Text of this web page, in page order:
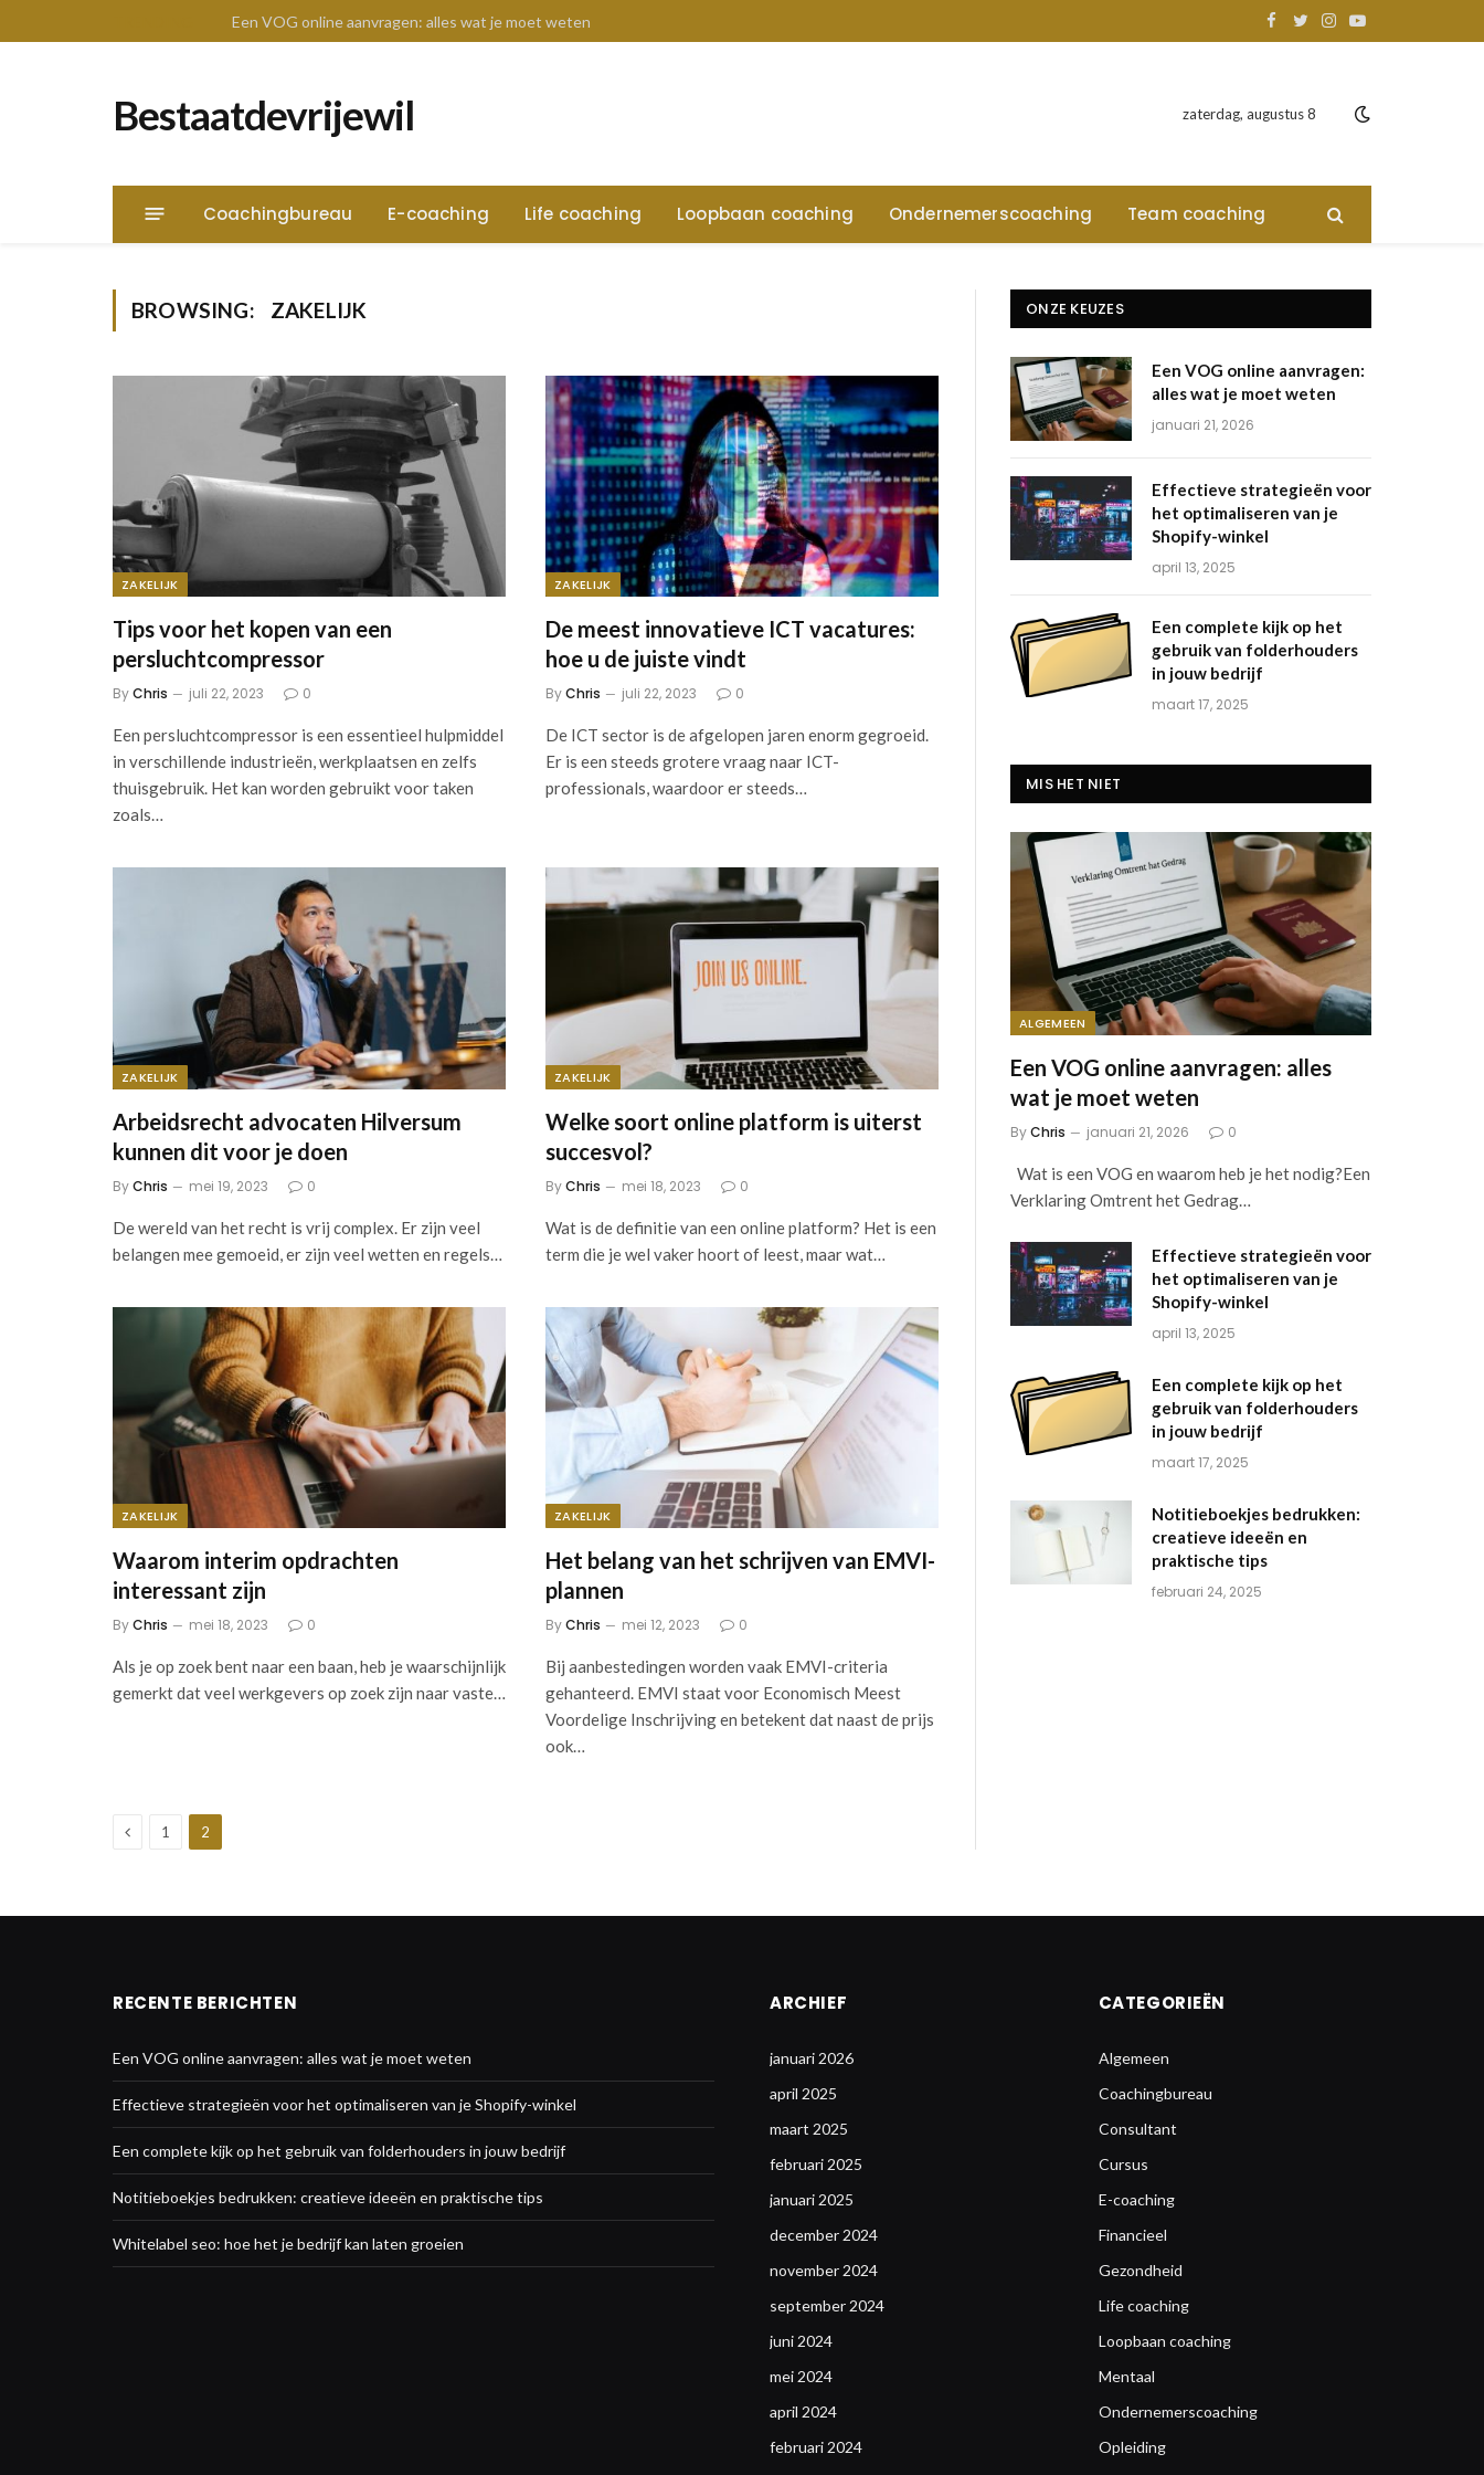
Een VOG online aanvragen: alles wat je moet weten
Facebook
TwitterInstagram
YouTube
Bestaatdevrijewil zaterdag, augustus 8
Coachingbureau E-coaching Life coaching Loopbaan coaching Ondernemerscoaching Team coaching
BROWSING: ZAKELIJK
ZAKELIJK
Tips voor het kopen van een
persluchtcompressor
ByChris juli 22, 2023 0
Een persluchtcompressor is een essentieel hulpmiddel
in verschillende industrieën, werkplaatsen en zelfs
thuisgebruik. Het kan worden gebruikt voor taken
zoals…
ZAKELIJK
De meest innovatieve ICT vacatures:
hoe u de juiste vindt
ByChris juli 22, 2023 0
De ICT sector is de afgelopen jaren enorm gegroeid.
Er is een steeds grotere vraag naar ICT-
professionals, waardoor er steeds…
ZAKELIJK
Arbeidsrecht advocaten Hilversum
kunnen dit voor je doen
ByChris mei 19, 2023 0
De wereld van het recht is vrij complex. Er zijn veel
belangen mee gemoeid, er zijn veel wetten en regels…
ZAKELIJK
Welke soort online platform is uiterst
succesvol?
ByChris mei 18, 2023 0
Wat is de definitie van een online platform? Het is een
term die je wel vaker hoort of leest, maar wat…
ZAKELIJK
Waarom interim opdrachten
interessant zijn
ByChris mei 18, 2023 0
Als je op zoek bent naar een baan, heb je waarschijnlijk
gemerkt dat veel werkgevers op zoek zijn naar vaste…
ZAKELIJK
Het belang van het schrijven van EMVI-
plannen
ByChris mei 12, 2023 0
Bij aanbestedingen worden vaak EMVI-criteria
gehanteerd. EMVI staat voor Economisch Meest
Voordelige Inschrijving en betekent dat naast de prijs
ook…
Previous
1 2
ONZE KEUZES
Een VOG online aanvragen:
alles wat je moet weten
januari 21, 2026
Effectieve strategieën voor
het optimaliseren van je
Shopify-winkel
april 13, 2025
Een complete kijk op het
gebruik van folderhouders
in jouw bedrijf
maart 17, 2025
MIS HET NIET
ALGEMEEN
Een VOG online aanvragen: alles
wat je moet weten
ByChris januari 21, 2026 0
Wat is een VOG en waarom heb je het nodig?Een
Verklaring Omtrent het Gedrag…
Effectieve strategieën voor
het optimaliseren van je
Shopify-winkel
april 13, 2025
Een complete kijk op het
gebruik van folderhouders
in jouw bedrijf
maart 17, 2025
Notitieboekjes bedrukken:
creatieve ideeën en
praktische tips
februari 24, 2025
RECENTE BERICHTEN
Een VOG online aanvragen: alles wat je moet weten
Effectieve strategieën voor het optimaliseren van je Shopify-winkel
Een complete kijk op het gebruik van folderhouders in jouw bedrijf
Notitieboekjes bedrukken: creatieve ideeën en praktische tips
Whitelabel seo: hoe het je bedrijf kan laten groeien
ARCHIEF
januari 2026
april 2025
maart 2025
februari 2025
januari 2025
december 2024
november 2024
september 2024
juni 2024
mei 2024
april 2024
februari 2024
CATEGORIEËN
Algemeen
Coachingbureau
Consultant
Cursus
E-coaching
Financieel
Gezondheid
Life coaching
Loopbaan coaching
Mentaal
Ondernemerscoaching
Opleiding